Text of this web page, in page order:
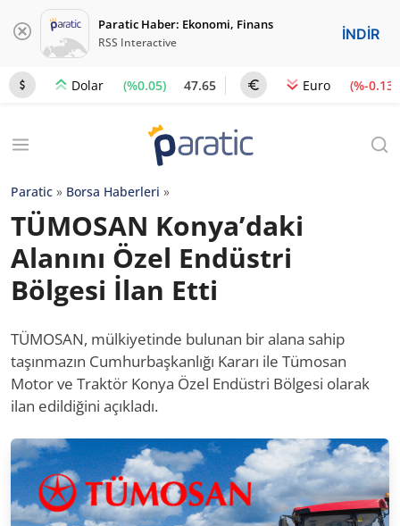
Paratic Haber: Ekonomi, Finans
RSS Interactive İNDİR
Dolar (%0.05) 47.65 Euro (%-0.13)
Paratic » Borsa Haberleri »
TÜMOSAN Konya’daki
Alanını Özel Endüstri
Bölgesi İlan Etti
TÜMOSAN, mülkiyetinde bulunan bir alana sahip
taşınmazın Cumhurbaşkanlığı Kararı ile Tümosan
Motor ve Traktör Konya Özel Endüstri Bölgesi olarak
ilan edildiğini açıkladı.